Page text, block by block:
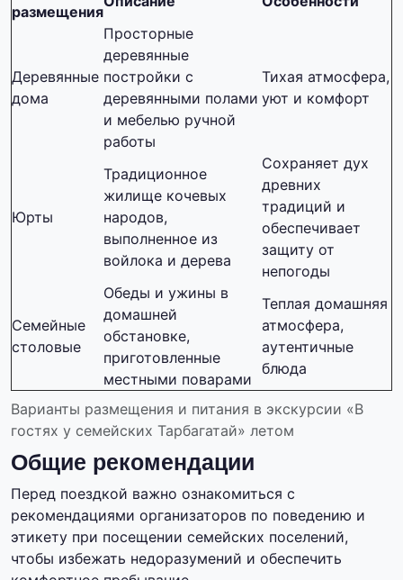
Варианты размещения и питания в экскурсии «В
гостях у семейских Тарбагатай» летом
размещения
Деревянные
дома
Просторные
деревянные
постройки с
деревянными полами
и мебелью ручной
работы
Тихая атмосфера,
уют и комфорт
Юрты
Традиционное
жилище кочевых
народов,
выполненное из
войлока и дерева
Сохраняет дух
древних
традиций и
обеспечивает
защиту от
непогоды
Семейные
столовые
Обеды и ужины в
домашней
обстановке,
приготовленные
местными поварами
Теплая домашняя
атмосфера,
аутентичные
блюда
Общие рекомендации
Перед поездкой важно ознакомиться с
рекомендациями организаторов по поведению и
этикету при посещении семейских поселений,
чтобы избежать недоразумений и обеспечить